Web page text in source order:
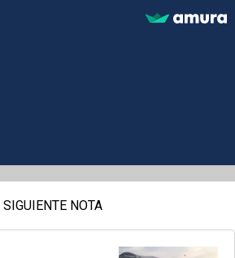
SIGUIENTE NOTA